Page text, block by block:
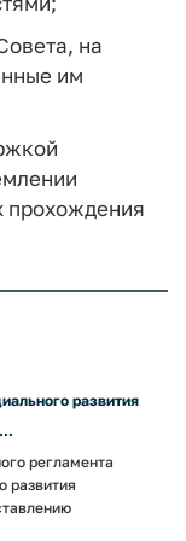
на
им
прохождения
развития
регламента
развития